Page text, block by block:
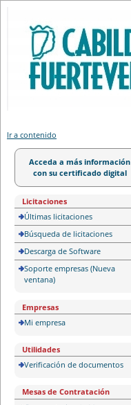
Ir a contenido
Acceda a más información
con su certificado digital
Licitaciones
Últimas licitaciones
Búsqueda de licitaciones
Descarga de Software
Soporte empresas (Nueva
ventana)
Empresas
Mi empresa
Utilidades
Verificación de documentos
Mesas de Contratación